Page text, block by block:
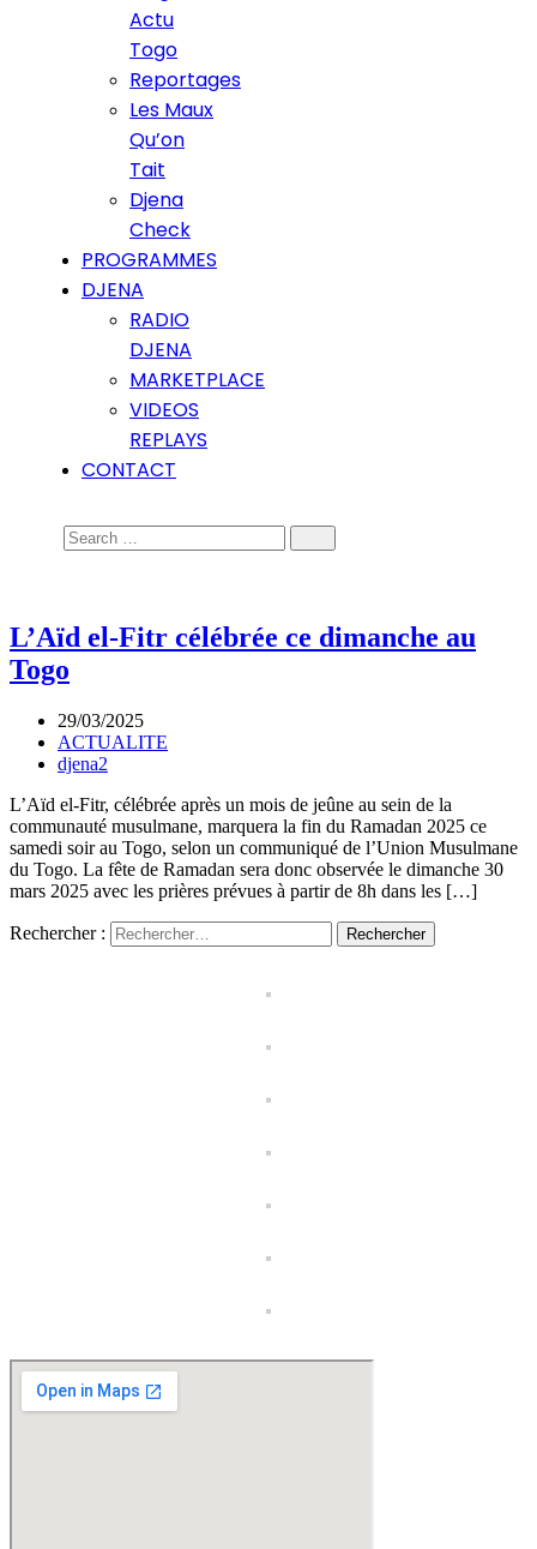
Actu
Togo
Reportages
Les Maux
Qu’on
Tait
Djena
Check
PROGRAMMES
DJENA
RADIO
DJENA
MARKETPLACE
VIDEOS
REPLAYS
CONTACT
L’Aïd el-Fitr célébrée ce dimanche au
Togo
29/03/2025
ACTUALITE
djena2
L’Aïd el-Fitr, célébrée après un mois de jeûne au sein de la
communauté musulmane, marquera la fin du Ramadan 2025 ce
samedi soir au Togo, selon un communiqué de l’Union Musulmane
du Togo. La fête de Ramadan sera donc observée le dimanche 30
mars 2025 avec les prières prévues à partir de 8h dans les […]
Rechercher :